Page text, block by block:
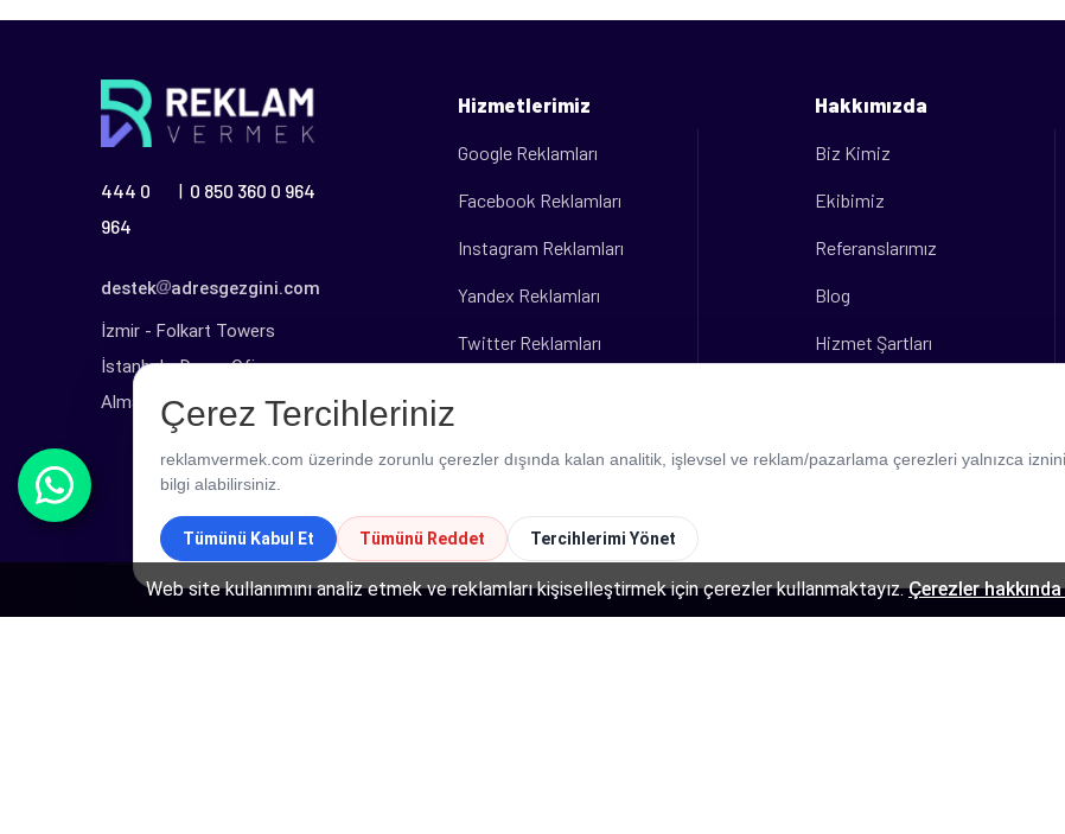
444 0
964
0 850 360 0 964
destek
adresgezgini.com
İzmir - Folkart Towers
İstanbul - Dome Ofis
Almanya - Marl
Hizmetlerimiz
Google Reklamları
Facebook Reklamları
Instagram Reklamları
Yandex Reklamları
Twitter Reklamları
Hakkımızda
Biz Kimiz
Ekibimiz
Referanslarımız
Blog
Hizmet Şartları
Çerez Tercihleriniz
reklamvermek.com üzerinde zorunlu çerezler dışında kalan analitik, işlevsel ve reklam/pazarlama çerezleri yalnızca
bilgi alabilirsiniz.
Tümünü Kabul Et Tümünü Reddet Tercihlerimi Yönet
Web site kullanımını analiz etmek ve reklamları kişiselleştirmek için çerezler kullanmaktayız.Çerezler